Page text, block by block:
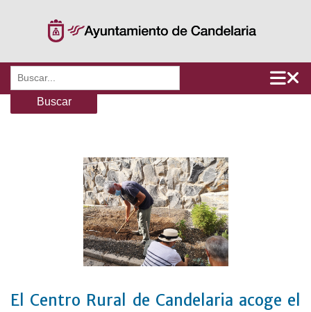
Buscar:
El Centro Rural de Candelaria acoge el